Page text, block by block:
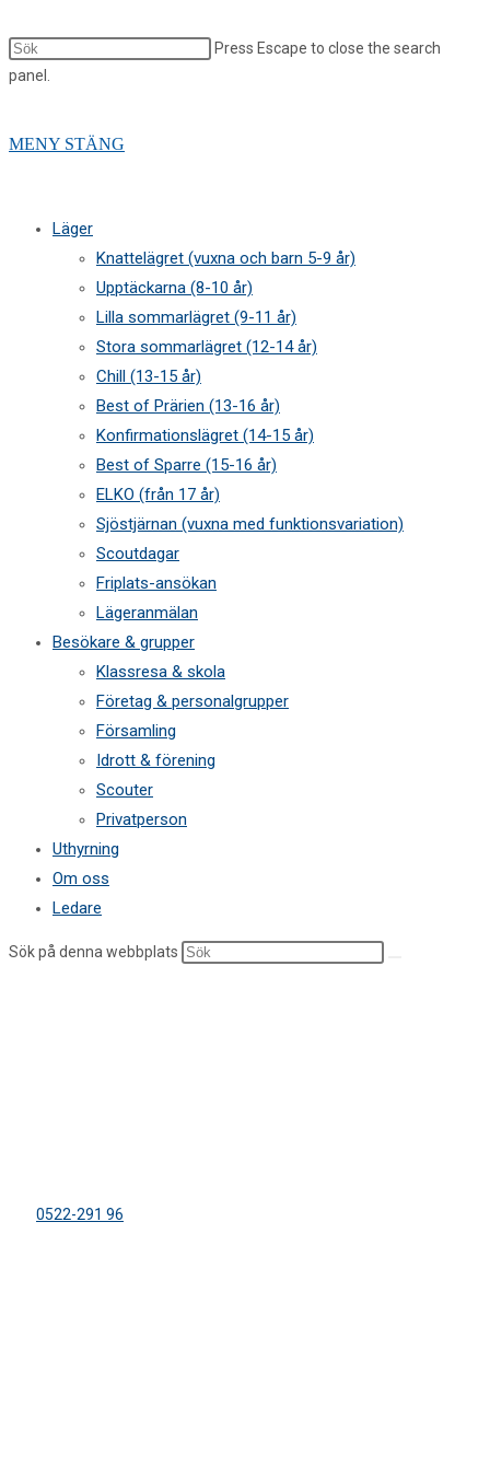
Press Escape to close the search
panel.
MENY STÄNG
Läger
Knattelägret (vuxna och barn 5-9 år)
Upptäckarna (8-10 år)
Lilla sommarlägret (9-11 år)
Stora sommarlägret (12-14 år)
Chill (13-15 år)
Best of Prärien (13-16 år)
Konfirmationslägret (14-15 år)
Best of Sparre (15-16 år)
ELKO (från 17 år)
Sjöstjärnan (vuxna med funktionsvariation)
Scoutdagar
Friplats-ansökan
Lägeranmälan
Besökare & grupper
Klassresa & skola
Företag & personalgrupper
Församling
Idrott & förening
Scouter
Privatperson
Uthyrning
Om oss
Ledare
Sök på denna webbplats
0522-291 96